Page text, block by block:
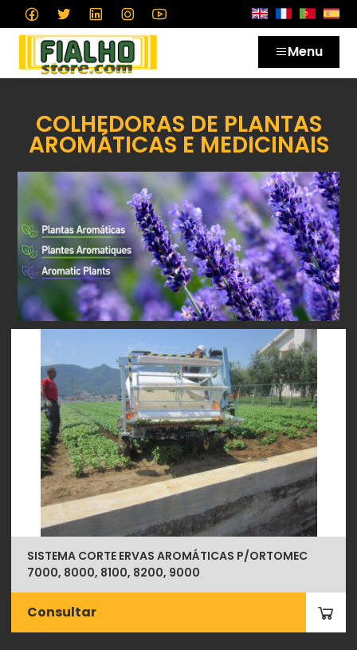
Menu
COLHEDORAS DE PLANTAS
AROMÁTICAS E MEDICINAIS
SISTEMA CORTE ERVAS AROMÁTICAS P/ORTOMEC
7000, 8000, 8100, 8200, 9000
Consultar